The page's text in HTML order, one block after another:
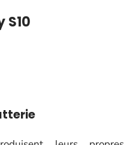
S10